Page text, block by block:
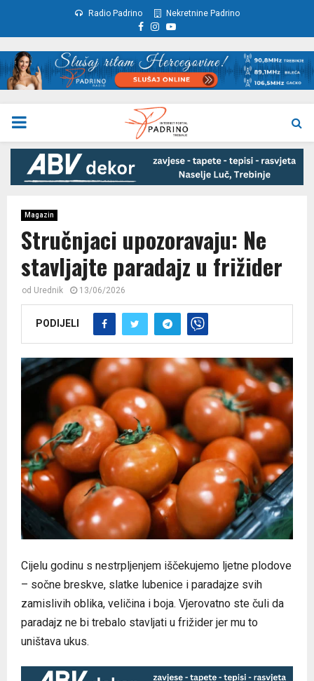
Radio Padrino Nekretnine Padrino
Facebook
Instagram
Youtube
PRIMARY
MENU
Magazin
Stručnjaci upozoravaju: Ne
stavljajte paradajz u frižider
od Urednik 13/06/2026
PODIJELI
Cijelu godinu s nestrpljenjem iščekujemo ljetne plodove
– sočne breskve, slatke lubenice i paradajze svih
zamislivih oblika, veličina i boja. Vjerovatno ste čuli da
paradajz ne bi trebalo stavljati u frižider jer mu to
uništava ukus.